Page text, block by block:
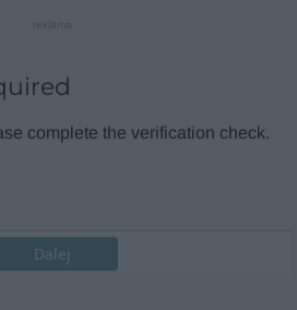
complete the verification check.
Dalej